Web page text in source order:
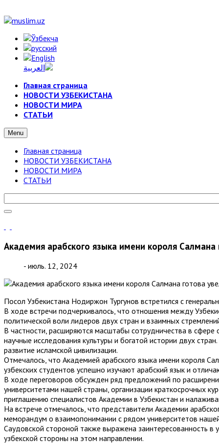
Главная страница
НОВОСТИ УЗБЕКИСТАНА
НОВОСТИ МИРА
СТАТЬИ
Menu
Главная страница
НОВОСТИ УЗБЕКИСТАНА
НОВОСТИ МИРА
СТАТЬИ
Академия арабского языка имени короля
- июль. 12, 2024
Посол Узбекистана Нодиржон Тургунов встретился с
В ходе встречи подчеркивалось, что отношения между
политической воли лидеров двух стран и взаимных
В частности, расширяются масштабы сотрудничества в
научные исследования культуры и богатой истории двух
развитие исламской цивилизации.
Отмечалось, что Академией арабского языка имени короля
узбекских студентов успешно изучают арабский язык и
В ходе переговоров обсужден ряд предложений по
университетами нашей страны, организации краткосрочных
приглашению специалистов Академии в Узбекистан и
На встрече отмечалось, что представители Академии
меморандум о взаимопонимании с рядом университетов
Саудовской стороной также выражена заинтересованность
узбекской стороны на этом направлении.